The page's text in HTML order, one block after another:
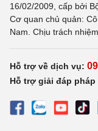
16/02/2009, cấp bởi
Cơ quan chủ quản:
Nam. Chịu trách
Hỗ trợ về dịch vụ:
Hỗ trợ giải đáp pháp